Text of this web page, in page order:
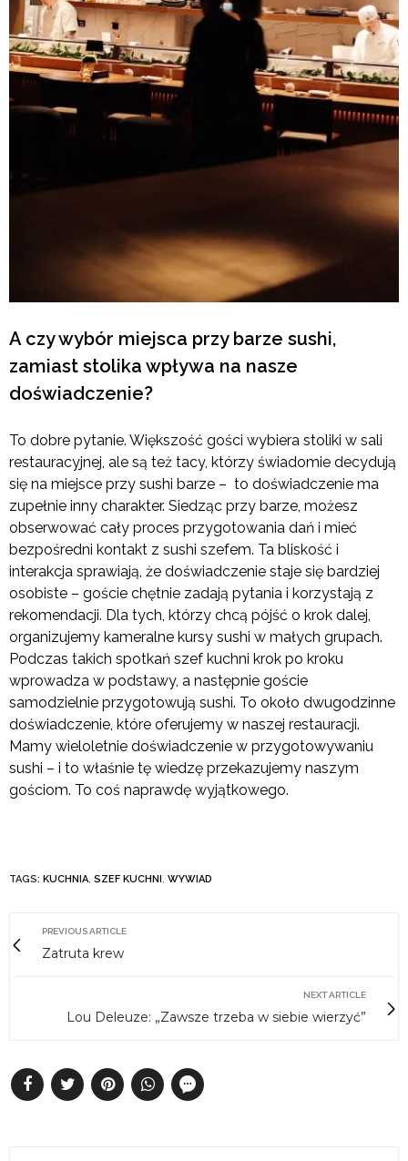
A czy wybór miejsca przy barze sushi,
zamiast stolika wpływa na nasze
doświadczenie?
To dobre pytanie. Większość gości wybiera stoliki w sali
restauracyjnej, ale są też tacy, którzy świadomie decydują
się na miejsce przy sushi barze – to doświadczenie ma
zupełnie inny charakter. Siedząc przy barze, możesz
obserwować cały proces przygotowania dań i mieć
bezpośredni kontakt z sushi szefem. Ta bliskość i
interakcja sprawiają, że doświadczenie staje się bardziej
osobiste – goście chętnie zadają pytania i korzystają z
rekomendacji. Dla tych, którzy chcą pójść o krok dalej,
organizujemy kameralne kursy sushi w małych grupach.
Podczas takich spotkań szef kuchni krok po kroku
wprowadza w podstawy, a następnie goście
samodzielnie przygotowują sushi. To około dwugodzinne
doświadczenie, które oferujemy w naszej restauracji.
Mamy wieloletnie doświadczenie w przygotowywaniu
sushi – i to właśnie tę wiedzę przekazujemy naszym
gościom. To coś naprawdę wyjątkowego.
TAGS: KUCHNIA, SZEF KUCHNI , WYWIAD
PREVIOUS ARTICLE
Zatruta krew
NEXT ARTICLE
Lou Deleuze: „Zawsze trzeba w siebie wierzyć”